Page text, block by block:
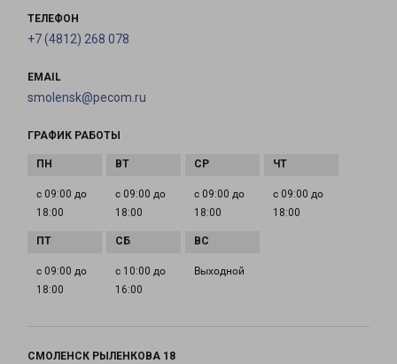
ТЕЛЕФОН
+7 (4812) 268 078
EMAIL
smolensk@pecom.ru
ГРАФИК РАБОТЫ
с 09:00 до
18:00
с 09:00 до
18:00
с 09:00 до
18:00
с 09:00 до
18:00
с 09:00 до
18:00
с 10:00 до
16:00
Выходной
СМОЛЕНСК РЫЛЕНКОВА 18